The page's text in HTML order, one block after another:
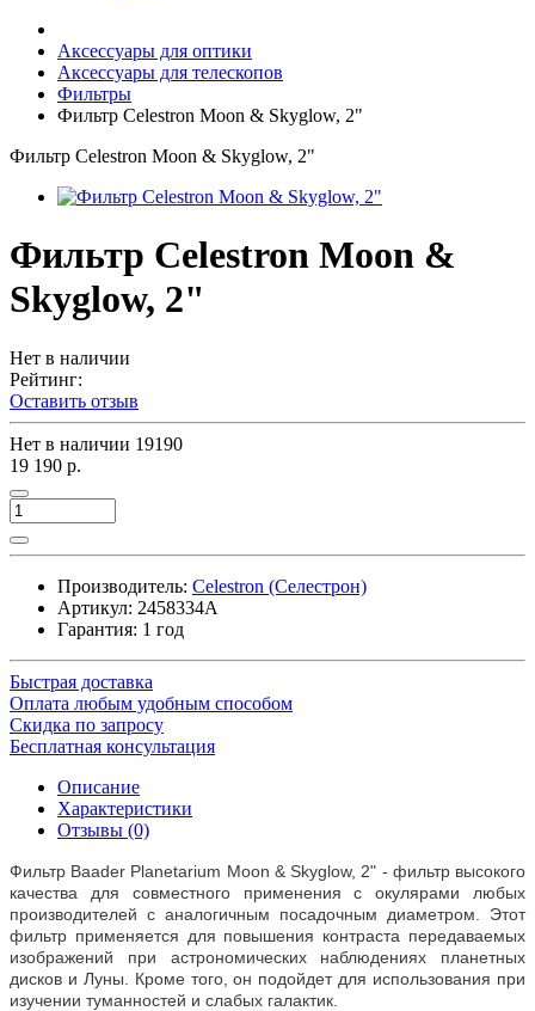
Аксессуары для оптики
Аксессуары для телескопов
Фильтры
Фильтр Celestron Moon & Skyglow, 2"
Фильтр Celestron Moon & Skyglow, 2"
Фильтр Celestron Moon &
Skyglow, 2"
Нет в наличии
Рейтинг:
Оставить отзыв
Нет в наличии 19190
19 190 р.
Производитель: Celestron (Селестрон)
Артикул: 2458334A
Гарантия: 1 год
Быстрая доставка
Оплата любым удобным способом
Скидка по запросу
Бесплатная консультация
Описание
Характеристики
Отзывы (0)
Фильтр Baader Planetarium Moon & Skyglow, 2" - фильтр высокого
качества для совместного применения с окулярами любых
производителей с аналогичным посадочным диаметром. Этот
фильтр применяется для повышения контраста передаваемых
изображений при астрономических наблюдениях планетных
дисков и Луны. Кроме того, он подойдет для использования при
изучении туманностей и слабых галактик.